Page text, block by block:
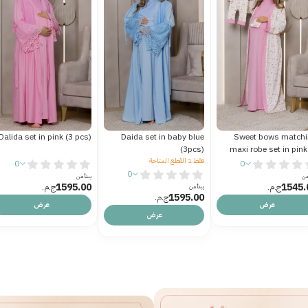
Daida set in baby
من
ج.م.‏
عرض
Dalida set in pink (3 pcs)
يبدأ من
1595.00
عرض
set in white (3 pcs)
0
يبدأ من
1595.00ج.م.‏
عرض